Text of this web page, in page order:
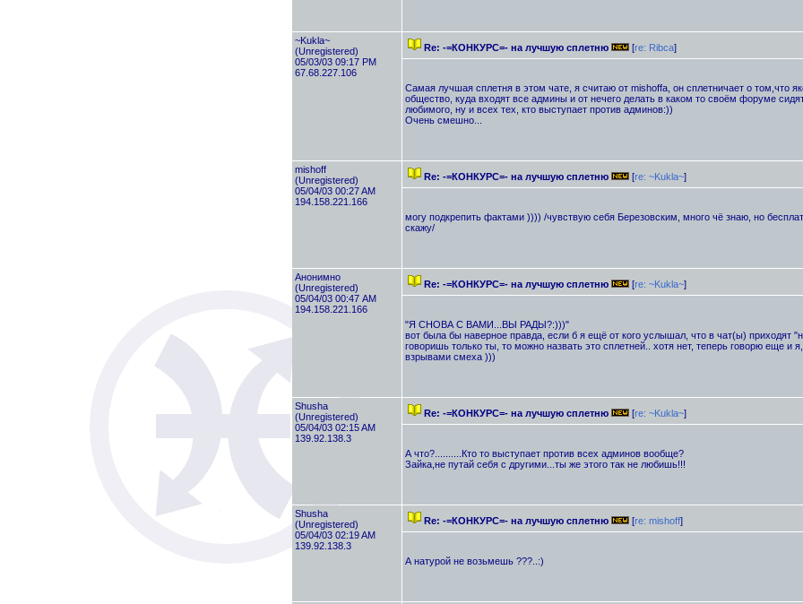
~Kukla~
(Unregistered)
05/03/03 09:17 PM
67.68.227.106
Re: -=КОНКУРС=- на лучшую сплетню [re: Ribca]
Самая лучшая сплетня в этом чате, я считаю от mishoffa, он сплетничает о том,что
общество, куда входят все админы и от нечего делать в каком то своём форуме
любимого, ну и всех тех, кто выступает против админов:))
Очень смешно...
mishоff
(Unregistered)
05/04/03 00:27 AM
194.158.221.166
Re: -=КОНКУРС=- на лучшую сплетню [re: ~Kukla~]
могу подкрепить фактами )))) /чувствую себя Березовским, много чё знаю, но
скажу/
Анонимно
(Unregistered)
05/04/03 00:47 AM
194.158.221.166
Re: -=КОНКУРС=- на лучшую сплетню [re: ~Kukla~]
"Я СНОВА С ВАМИ...ВЫ РАДЫ?:)))"
вот была бы наверное правда, если б я ещё от кого услышал, что в чат(ы) приходят
говоришь только ты, то можно назвать это сплетней.. хотя нет, теперь говорю еще и
взрывами смеха )))
Shusha
(Unregistered)
05/04/03 02:15 AM
139.92.138.3
Re: -=КОНКУРС=- на лучшую сплетню [re: ~Kukla~]
А что?..........Кто то выступает против всех админов вообще?
Зайка,не путай себя с другими...ты же этого так не любишь!!!
Shusha
(Unregistered)
05/04/03 02:19 AM
139.92.138.3
Re: -=КОНКУРС=- на лучшую сплетню [re: mishоff]
А натурой не возьмешь ???..:)